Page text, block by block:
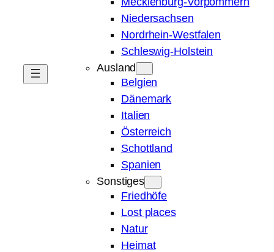
Niedersachsen
Nordrhein-Westfalen
Schleswig-Holstein
Ausland
Belgien
Dänemark
Italien
Österreich
Schottland
Spanien
Sonstiges
Friedhöfe
Lost places
Natur
Heimat